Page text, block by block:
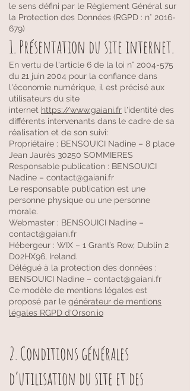
le sens défini par le Règlement Général sur
la Protection des Données (RGPD : n° 2016-
679)
1. Présentation du site internet.
En vertu de l'article 6 de la loi n° 2004-575
du 21 juin 2004 pour la confiance dans
l'économie numérique, il est précisé aux
utilisateurs du site
internet https://www.gaiani.fr l'identité des
différents intervenants dans le cadre de sa
réalisation et de son suivi:
Propriétaire : BENSOUICI Nadine – 8 place
Jean Jaurès 30250 SOMMIERES
Responsable publication : BENSOUICI
Nadine – contact@gaiani.fr
Le responsable publication est une
personne physique ou une personne
morale.
Webmaster : BENSOUICI Nadine –
contact@gaiani.fr
Hébergeur : WIX – 1 Grant’s Row, Dublin 2
D02HX96, Ireland.
Délégué à la protection des données :
BENSOUICI Nadine – contact@gaiani.fr
Ce modèle de mentions légales est
proposé par le générateur de mentions
légales RGPD d'Orson.io
2. Conditions générales
d’utilisation du site et des